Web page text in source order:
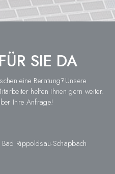
SIE DA
eine Beratung?Unsere
helfen Ihnen gern weiter.
Ihre Anfrage!
Rippoldsau-Schapbach